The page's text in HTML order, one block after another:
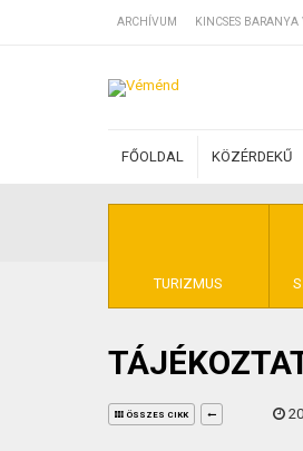
ARCHÍVUM KINCSES BARANYA
FŐOLDAL KÖZÉRDEKŰ
TURIZMUS
ÖSSZES CIKK